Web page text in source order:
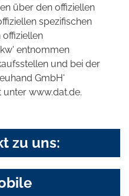
über den offiziellen
spezifischen
offiziellen
entnommen
und bei der
GmbH'
www.dat.de.
zu uns: